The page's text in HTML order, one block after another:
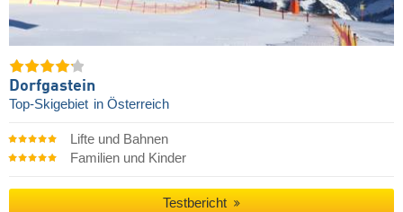
Dorfgastein
Top-Skigebiet in Österreich
Lifte und Bahnen
Familien und Kinder
Testbericht